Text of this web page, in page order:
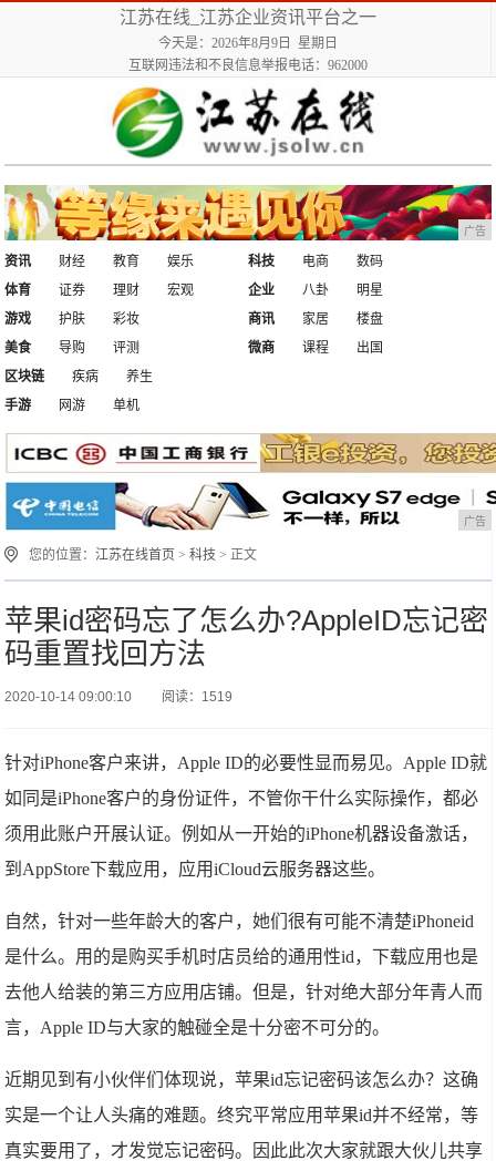
江苏在线_江苏企业资讯平台之一
今天是：2026年8月9日 星期日
互联网违法和不良信息举报电话：962000
广告
资讯 财经 教育
娱乐
体育
证券 理财 宏观
科技 电商
数码
企业
八卦
明星
游戏
护肤
彩妆
美食
导购 评测
商讯 家居
楼盘
微商
课程
出国
区块链
疾病
养生
手游
网游 单机
广告
您的位置：江苏在线首页 >科技 > 正文
苹果id密码忘了怎么办?AppleID忘记密
码重置找回方法
2020-10-14 09:00:10 阅读：1519
针对iPhone客户来讲，Apple ID的必要性显而易见。Apple ID就
如同是iPhone客户的身份证件，不管你干什么实际操作，都必
须用此账户开展认证。例如从一开始的iPhone机器设备激话，
到AppStore下载应用，应用iCloud云服务器这些。
自然，针对一些年龄大的客户，她们很有可能不清楚iPhoneid
是什么。用的是购买手机时店员给的通用性id，下载应用也是
去他人给装的第三方应用店铺。但是，针对绝大部分年青人而
言，Apple ID与大家的触碰全是十分密不可分的。
近期见到有小伙伴们体现说，苹果id忘记密码该怎么办？这确
实是一个让人头痛的难题。终究平常应用苹果id并不经常，等
真实要用了，才发觉忘记密码。因此此次大家就跟大伙儿共享